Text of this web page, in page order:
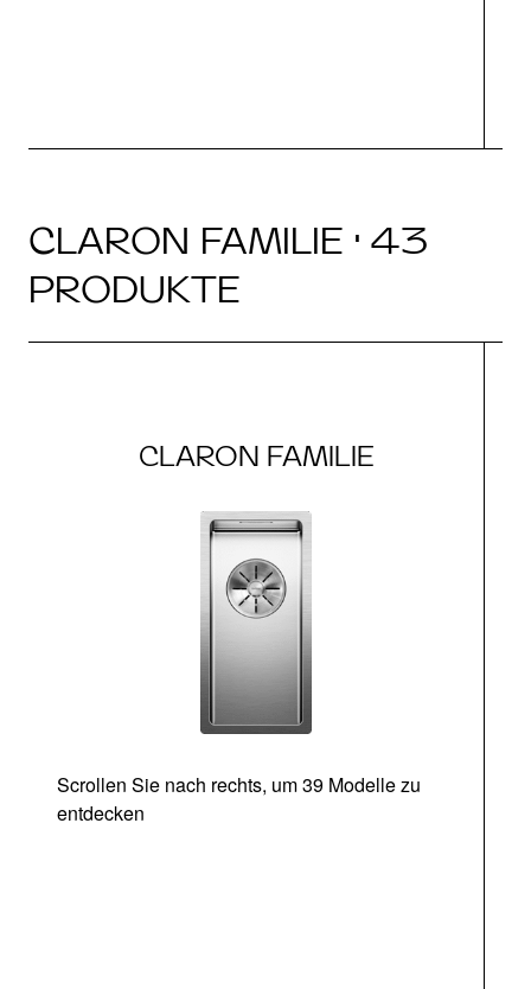
CLARON FAMILIE · 43
PRODUKTE
CLARON FAMILIE
Scrollen Sie nach rechts, um 39 Modelle zu
entdecken